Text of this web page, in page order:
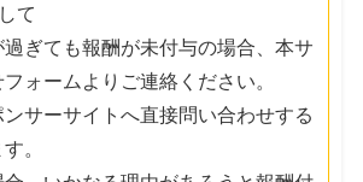
て
ぎても報酬が未付与の場合、本サ
ォームよりご連絡ください。
サーサイトへ直接問い合わせする
。